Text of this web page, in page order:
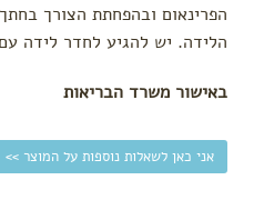
הפרינאום ובהפחתת הצורך
הלידה. יש להגיע לחדר לידה עם
באישור משרד הבריאות
אני כאן לשאלות נוספות על המוצר >>